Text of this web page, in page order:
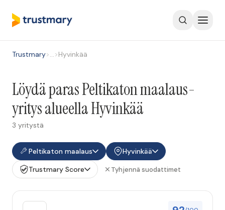
Trustmary>…>Hyvinkää
Löydä paras Peltikaton maalaus-
yritys alueella Hyvinkää
3 yritystä
Peltikaton maalaus
Hyvinkää
Trustmary Score
Tyhjennä suodattimet